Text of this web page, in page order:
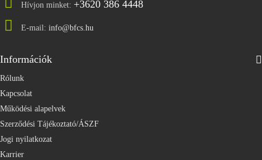
Hívjon minket: +3620 386 4448
E-mail: info@bfcs.hu
Információk
Rólunk
Kapcsolat
Működési alapelvek
Szerződési Tájékoztató/ÁSZF
Jogi nyilatkozat
Karrier